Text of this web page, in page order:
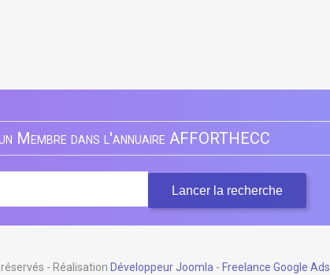
Membre dans l'annuaire AFFORTHECC
réservés - Réalisation Développeur Joomla - Freelance Google Ads